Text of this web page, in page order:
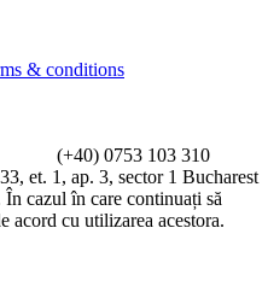
& conditions
(+40) 0753 103 310
ap. 3, sector 1 Bucharest
cazul în care continuați să
acord cu utilizarea acestora.